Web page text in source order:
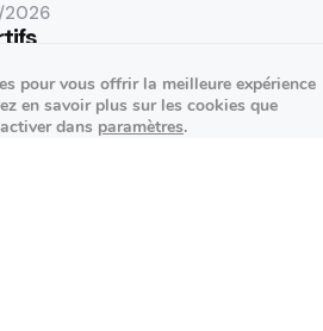
2026
pour vous offrir la meilleure expérience
en savoir plus sur les cookies que
dans paramètres.